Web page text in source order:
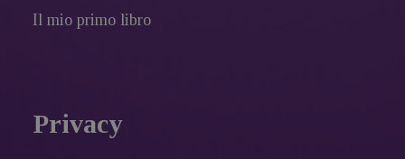
Il mio primo libro
Privacy